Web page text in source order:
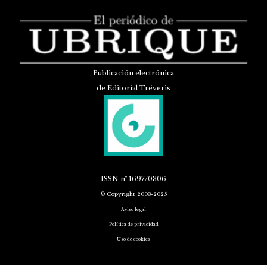
Publicación electrónica
de Editorial Tréveris
ISSN nº 1697/0306
© Copyright 2003-2025
Aviso legal
Política de privacidad
Uso de cookies